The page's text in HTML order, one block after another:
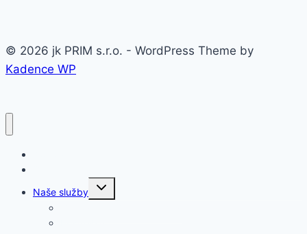
© 2026 jk PRIM s.r.o. - WordPress Theme by
Kadence WP
Naše služby
Toggle
child